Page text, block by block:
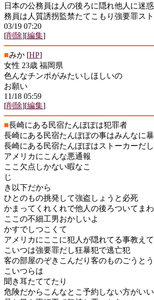
日本の公務員は人の後ろに隠れ他人に迷
務員は人質誘拐監禁たてこもり強要罪ス
03/19 07:20
[削除][編集]
■みか [HP]
女性 23歳 福岡県
色んなチンポがみたいしほしいの
お願い
11/18 05:59
[削除][編集]
■長崎にある民宿たんぽぽは犯罪者
長崎にある民宿たんぽぽの事はみんなに
長崎にある民宿たんぽぽはストーカーだ
アメリカにこんな悪通報
ここ欠点しかない暇なこ
じ
き以下だから
ひとのもの挑発して強盗しょうと必死
かまってくれくれで他人の後ろついてま
ここの不細工男おかしいよ
かすでしつこくて
アメリカにここに犯人が隠れてる事教え
こいつは強要罪だし狂暴犯で逃亡犯
客の部屋のぞきこんだり客のものごうと
こいつらは
聞き耳たててたり
危険だからこんなとこ予約しない方がいい